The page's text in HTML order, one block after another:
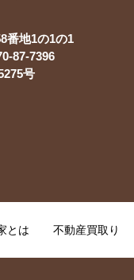
番地1の1の1
87-7396
号
とは 不動産買取り